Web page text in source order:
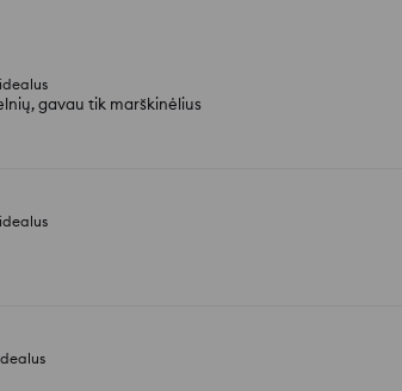
idealus
gavau tik marškinėlius
idealus